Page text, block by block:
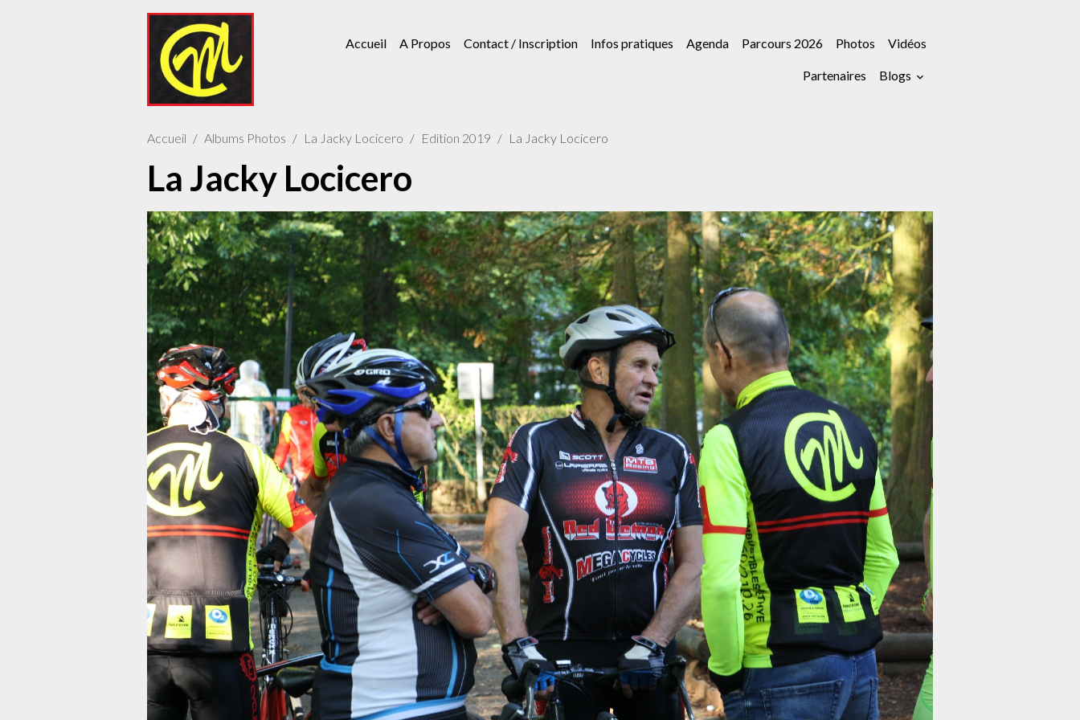
Accueil A Propos Contact / Inscription Infos pratiques Agenda Parcours 2026 Photos Vidéos
Partenaires Blogs
Accueil Albums Photos La Jacky Locicero Edition 2019 La Jacky Locicero
La Jacky Locicero